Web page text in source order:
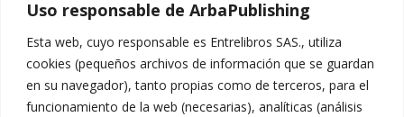
Uso responsable de ArbaPublishing
Esta web, cuyo responsable es Entrelibros SAS., utiliza
cookies (pequeños archivos de información que se guardan
en su navegador), tanto propias como de terceros, para el
funcionamiento de la web (necesarias), analíticas (análisis
Equipo
Servicios
Planeación